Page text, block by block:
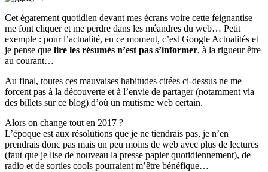
Cet égarement quotidien devant mes écrans voire cette feignantise
me font cliquer et me perdre dans les méandres du web… Petit
exemple : pour l’actualité, en ce moment, c’est Google Actualités et
je pense que lire les résumés n’est pas s’informer, à la rigueur être
au courant…
Au final, toutes ces mauvaises habitudes citées ci-dessus ne me
forcent pas à la découverte et à l’envie de partager (notamment via
des billets sur ce blog) d’où un mutisme web certain.
Alors on change tout en 2017 ?
L’époque est aux résolutions que je ne tiendrais pas, je n’en
prendrais donc pas mais un peu moins de web avec plus de lectures
(faut que je lise de nouveau la presse papier quotidiennement), de
radio et de sorties cools pourraient m’être bénéfique…